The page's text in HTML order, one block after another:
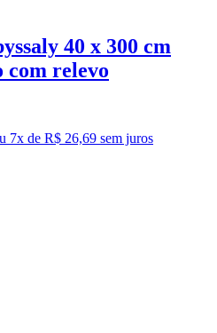
40 x 300 cm
com relevo
7x de R$ 26,69 sem juros